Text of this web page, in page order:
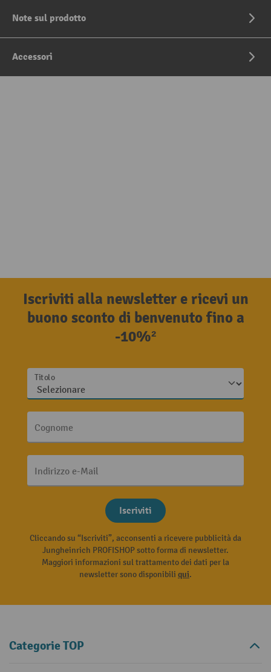
Note sul prodotto
Accessori
Iscriviti alla newsletter e ricevi un
buono sconto di benvenuto fino a
-10%²
Titolo
Cognome
Indirizzo e-Mail
Iscriviti
Cliccando su “Iscriviti”, acconsenti a ricevere pubblicità da
Jungheinrich PROFISHOP sotto forma di newsletter.
Maggiori informazioni sul trattamento dei dati per la
newsletter sono disponibili qui.
Categorie TOP